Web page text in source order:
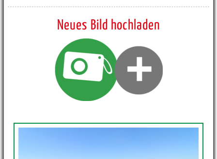
Neues Bild hochladen